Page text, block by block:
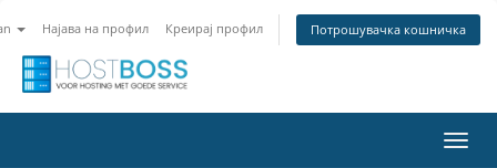
Најава на профил Креирај профил Потрошувачка кошничка